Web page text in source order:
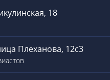
18
Плеханова, 12с3